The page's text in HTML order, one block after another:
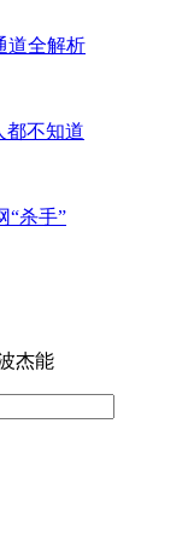
道全解析
都不知道
“杀手”
杰能